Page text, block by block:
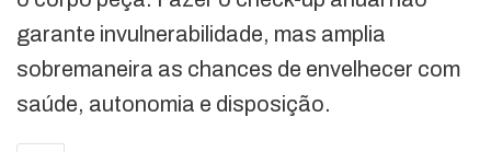
garante invulnerabilidade, mas amplia
sobremaneira as chances de envelhecer com
saúde, autonomia e disposição.